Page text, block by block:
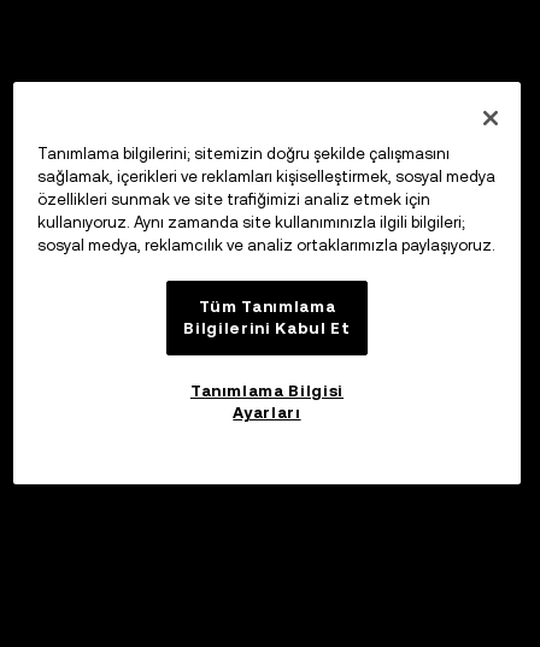
Tanımlama bilgilerini; sitemizin doğru şekilde çalışmasını
sağlamak, içerikleri ve reklamları kişiselleştirmek, sosyal medya
özellikleri sunmak ve site trafiğimizi analiz etmek için
kullanıyoruz. Aynı zamanda site kullanımınızla ilgili bilgileri;
sosyal medya, reklamcılık ve analiz ortaklarımızla paylaşıyoruz.
Tüm Tanımlama
Bilgilerini Kabul Et
Tanımlama Bilgisi
Ayarları